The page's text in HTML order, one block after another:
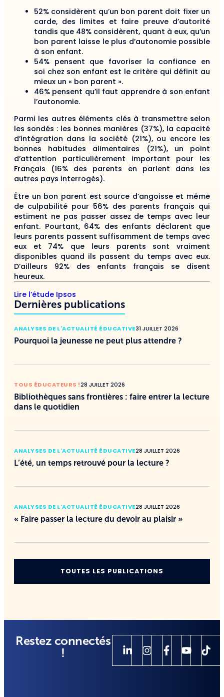
52% considèrent qu’un bon parent doit fixer un
carde, des limites et faire preuve d’autorité
tandis que 48% considèrent, quant à eux, qu’un
bon parent laisse le plus d’autonomie possible
à son enfant.
54% pensent que favoriser la confiance en
soi chez son enfant est le critère qui définit au
mieux un « bon parent ».
46% pensent qu’il faut apprendre à son enfant
l’autonomie.
Parmi les autres éléments clés à transmettre selon
les sondés : les bonnes manières (37%), la capacité
d’intégration dans la société (21%), ou encore les
bonnes habitudes alimentaires (21%), un point
d’attention particulièrement important pour les
Français (16% des parents en parlent dans les
autres pays interrogés).
Être un bon parent est source d’angoisse et même
de culpabilité pour 56% des parents français qui
estiment ne pas passer assez de temps avec leur
enfant. Pourtant, 64% des enfants déclarent que
leurs parents passent suffisamment de temps avec
eux et 74% que leurs parents sont vraiment
disponibles quand ils passent du temps avec eux.
D’ailleurs 92% des enfants français se disent
heureux.
Lire l’étude Ipsos
Dernières publications
ANALYSES DE L'ACTUALITÉ ÉDUCATIVE31 JUILLET 2026
Pourquoi la jeunesse ne peut plus attendre ?
TOUS ÉDUCATEURS !28 JUILLET 2026
Bibliothèques sans frontières : faire entrer la lecture
dans le quotidien
ANALYSES DE L'ACTUALITÉ ÉDUCATIVE28 JUILLET 2026
L’été, un temps retrouvé pour la lecture ?
ANALYSES DE L'ACTUALITÉ ÉDUCATIVE28 JUILLET 2026
« Faire passer la lecture du devoir au plaisir »
TOUTES LES PUBLICATIONS
Restez connectés
!